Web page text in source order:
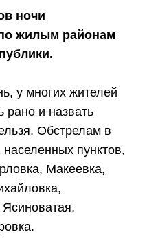
ночи
жилым районам
у многих жителей
рано и назвать
Обстрелам в
пунктов,
Макеевка,